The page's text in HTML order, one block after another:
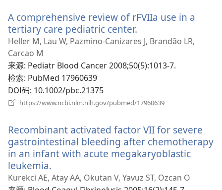
窗
A comprehensive review of rFVIIa use in a
tertiary care pediatric center.
开
窗
Heller M, Lau W, Pazmino-Canizares J, Brandão LR,
Carcao M
来源‎: Pediatr Blood Cancer 2008;50(5):1013-7.
检索‎: PubMed 17960639
DOI码‎: 10.1002/pbc.21375
https://www.ncbi.nlm.nih.gov/pubmed/17960639
窗
口）
Recombinant activated factor VII for severe
gastrointestinal bleeding after chemotherapy
in an infant with acute megakaryoblastic
leukemia.
开
Kurekci AE, Atay AA, Okutan V, Yavuz ST, Ozcan O